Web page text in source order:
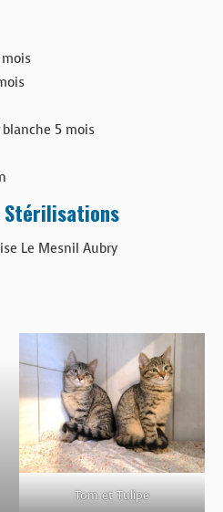
blanche 5 mois
Stérilisations
Le Mesnil Aubry
Tom et Tulipe